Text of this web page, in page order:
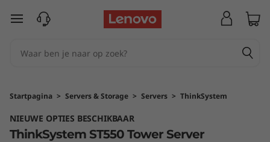
T
n
k
Ga naar de hoofdinhoud
Startpagina > Servers & Storage > Servers > ThinkSystem
NIEUWE OPTIES BESCHIKBAAR
ThinkSystem ST550 Tower Server